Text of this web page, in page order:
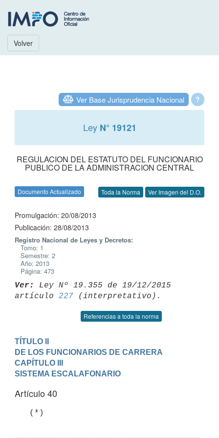
Volver
?
Ver Base Jurisprudencia Nacional
Ley N° 19121
REGULACION DEL ESTATUTO DEL FUNCIONARIO
PUBLICO DE LA ADMINISTRACION CENTRAL
Documento Actualizado Toda la Norma Ver Imagen del D.O.
Promulgación: 20/08/2013
Publicación: 28/08/2013
Registro Nacional de Leyes y Decretos:
Tomo: 1
Semestre: 2
Año: 2013
Página: 473
Ver:
Ley Nº 19.355 de 19/12/2015
artículo 227
Referencias a toda la norma
TÍTULO II
DE LOS FUNCIONARIOS DE CARRERA
CAPÍTULO III
SISTEMA ESCALAFONARIO
Artículo 40
   (*)